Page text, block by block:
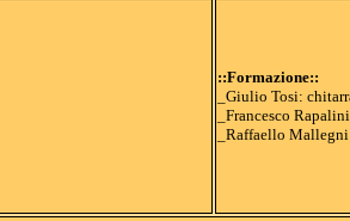
::Formazione::
_Giulio Tosi:
_Francesco
_Raffaello